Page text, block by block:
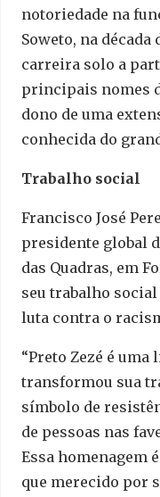
notoriedade na
Soweto, na década
carreira solo a
principais nomes
dono de uma
conhecida do
Trabalho social
Francisco José
presidente global
das Quadras, em
seu trabalho
luta contra o
“Preto Zezé é
transformou sua
símbolo de
de pessoas nas
Essa homenagem
que merecido por